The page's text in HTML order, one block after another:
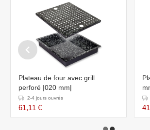
Plateau de four avec grill
perforé |020 mm|
2-4 jours ouvrés
61,11 €